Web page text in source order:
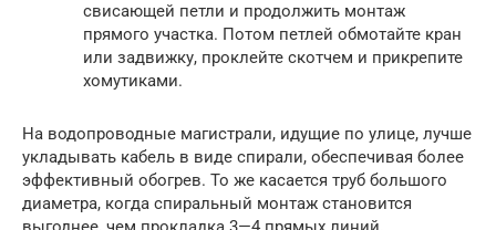
свисающей петли и продолжить монтаж
прямого участка. Потом петлей обмотайте кран
или задвижку, проклейте скотчем и прикрепите
хомутиками.
На водопроводные магистрали, идущие по улице, лучше
укладывать кабель в виде спирали, обеспечивая более
эффективный обогрев. То же касается труб большого
диаметра, когда спиральный монтаж становится